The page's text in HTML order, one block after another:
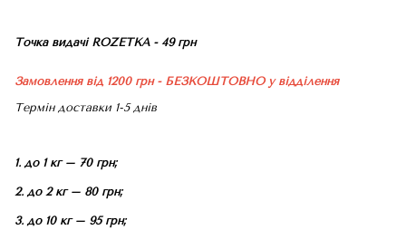
Точка видачі ROZETKA - 49 грн
Замовлення від 1200 грн - БЕЗКОШТОВНО у відділення
Термін доставки 1-5 днів
1. до 1 кг – 70 грн;
2. до 2 кг – 80 грн;
3. до 10 кг – 95 грн;